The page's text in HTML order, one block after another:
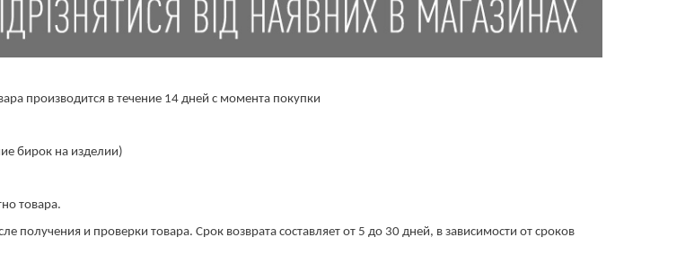
производится в течение 14 дней с момента покупки
бирок на изделии)
товара.
получения и проверки товара. Срок возврата составляет от 5 до 30 дней, в зависимости от сроков